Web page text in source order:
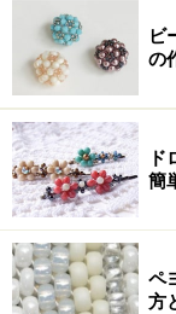
ビ
の
ド
簡
ペ
方